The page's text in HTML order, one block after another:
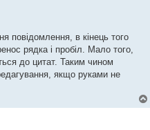
повідомлення, в кінець того
рядка і пробіл. Мало того,
до цитат. Таким чином
якщо руками не